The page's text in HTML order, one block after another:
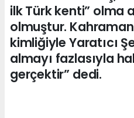
ilk Türk kenti” olma
olmuştur.
kimliğiyle Yaratıcı
almayı fazlasıyla
gerçektir” dedi.